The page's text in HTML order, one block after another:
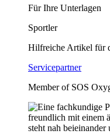
Für Ihre Unterlagen
Sportler
Hilfreiche Artikel für
Servicepartner
Member of SOS